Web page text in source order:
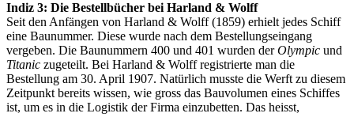
Indiz 3: Die Bestellbücher bei Harland & Wolff
Seit den Anfängen von Harland & Wolff (1859) erhielt jedes Schiff
eine Baunummer. Diese wurde nach dem Bestellungseingang
vergeben. Die Baunummern 400 und 401 wurden derOlympic und
Titanic zugeteilt. Bei Harland & Wolff registrierte man die
Bestellung am 30. April 1907. Natürlich musste die Werft zu diesem
Zeitpunkt bereits wissen, wie gross das Bauvolumen eines Schiffes
ist, um es in die Logistik der Firma einzubetten. Das heisst,